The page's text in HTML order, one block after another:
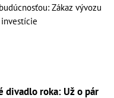
Zákaz vývozu
divadlo roka: Už o pár